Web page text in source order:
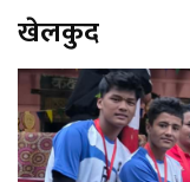
खेलकुद